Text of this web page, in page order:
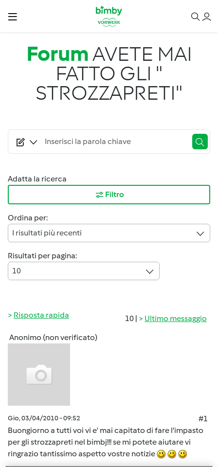
Salta al contenuto principale
ForumAVETE MAI
FATTO GLI "
STROZZAPRETI"
Adatta la ricerca
Filtro
Ordina per:
I risultati più recenti
Risultati per pagina:
10
10 | Ultimo messaggio
Risposta rapida
Anonimo (non verificato)
Gio, 03/04/2010 - 09:52
#1
Buongiorno a tutti voi vi e' mai capitato di fare l'impasto
per gli strozzapreti nel bimbj!!! se mi potete aiutare vi
ringrazio tantissimo aspetto vostre notizie